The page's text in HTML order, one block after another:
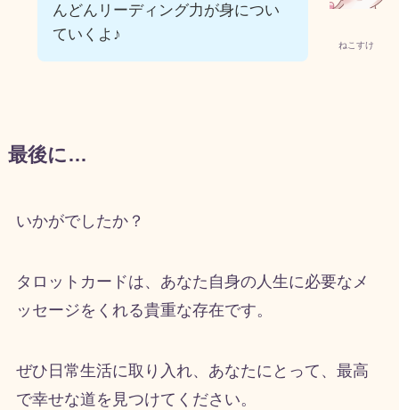
ねこすけ
んどんリーディング力が身につい
ていくよ♪
最後に…
いかがでしたか？
タロットカードは、あなた自身の人生に必要なメ
ッセージをくれる貴重な存在です。
ぜひ日常生活に取り入れ、あなたにとって、最高
で幸せな道を見つけてください。